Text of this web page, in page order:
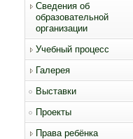
Сведения об
образовательной
организации
Учебный процесс
Галерея
Выставки
Проекты
Права ребёнка